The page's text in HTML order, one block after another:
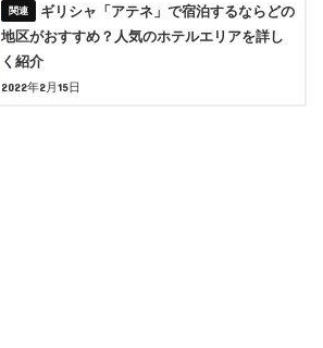
ギリシャ「アテネ」で宿泊するならどの
地区がおすすめ？人気のホテルエリアを詳し
く紹介
2022年2月15日